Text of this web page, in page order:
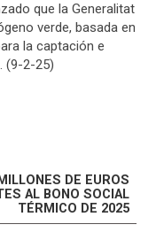
que la Generalitat
verde, basada en
la captación e
(9-2-25)
DE EUROS
AL BONO SOCIAL
TÉRMICO DE 2025